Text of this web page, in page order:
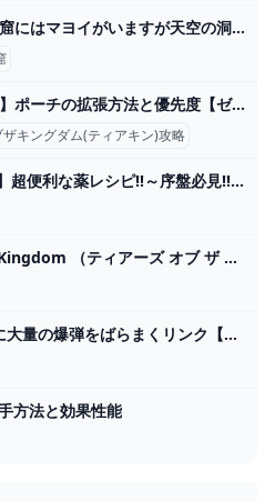
ティアキン洞窟にはマヨイがいますが天空の洞窟にもいますか？ - ... - Yahoo!知恵袋
【ティアキン】ポーチの拡張方法と優先度【ゼルダの伝説ティアーズオブザキングダム】
キングダム(ティアキン)攻略
【ゼルダの伝説ティアキン 】超便利な薬レシピ!!～序盤必見!!アイテム活用法！～ - YouTube
ゼルダの伝説 Tears of the Kingdom （ティアーズ オブ ザ キングダム） Switch HAC-P-AXN7A :2818739011:ベスト電器Yahoo!店 - 通販 - Yahoo!ショッピング
【ティアキン】ヒノックスに大量の爆弾をばらまくリンク【ゼルダの伝説 ティアーズ オブ ザ キングダム】 - YouTube
方法と効果性能